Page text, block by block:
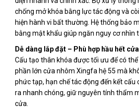
chống mở khóa bằng lực tác động và
hiện hành vi bất thường. Hệ thống bảo
bằng mật khẩu giúp ngăn nguy cơ nhìn
Dễ dàng lắp đặt – Phù hợp hầu hết
Cấu tạo thân khóa được tối ưu để có
phần lớn cửa nhôm Xingfa hệ 55 mà
phức tạp, hạn chế tác động đến kết cấu
ra nhanh chóng, giữ nguyên tính thẩm
cửa.